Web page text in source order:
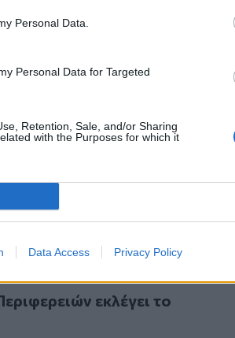
Personal Data.
Personal Data for Targeted
Retention, Sale, and/or Sharing
with the Purposes for which it
Data Access Privacy Policy
Κρήτης στην Ένωση
Περιφέρειας Κρήτης στην
εκλέγει το Περιφερειακό
εκλέγει το